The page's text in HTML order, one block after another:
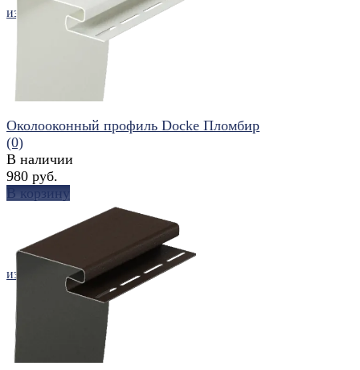
избранное сравнить
избранное сравнить
Околооконный профиль Docke Пломбир
(0)
В наличии
980 руб.
В корзину